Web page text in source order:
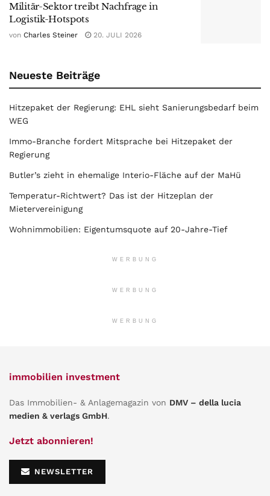
Militär-Sektor treibt Nachfrage in
Logistik-Hotspots
von Charles Steiner 20. JULI 2026
Neueste Beiträge
Hitzepaket der Regierung: EHL sieht Sanierungsbedarf beim
WEG
Immo-Branche fordert Mitsprache bei Hitzepaket der
Regierung
Butler’s zieht in ehemalige Interio-Fläche auf der MaHü
Temperatur-Richtwert? Das ist der Hitzeplan der
Mietervereinigung
Wohnimmobilien: Eigentumsquote auf 20-Jahre-Tief
WERBUNG
WERBUNG
WERBUNG
immobilien investment
Das Immobilien- & Anlagemagazin von DMV – della lucia
medien & verlags GmbH.
Jetzt abonnieren!
NEWSLETTER